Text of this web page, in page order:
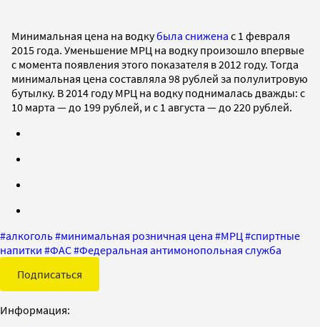
Минимальная цена на водкубыла снижена с 1 февраля
2015 года. Уменьшение МРЦ на водку произошло впервые
с момента появления этого показателя в 2012 году. Тогда
минимальная цена составляла 98 рублей за полулитровую
бутылку. В 2014 году МРЦ на водку поднималась дважды: с
10 марта — до 199 рублей, и с 1 августа — до 220 рублей.
#алкоголь#минимальная розничная цена #МРЦ #спиртные
напитки #ФАС#Федеральная антимонопольная служба
Подписаться
Информация: